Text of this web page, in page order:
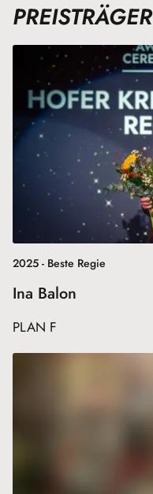
PREISTRÄGER
2025 - Beste Regie
Ina Balon
PLAN F